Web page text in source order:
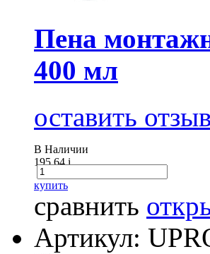
Пена
400 мл
оставить отзыв
В Наличии
195.64i
купить
сравнить
Артикул: